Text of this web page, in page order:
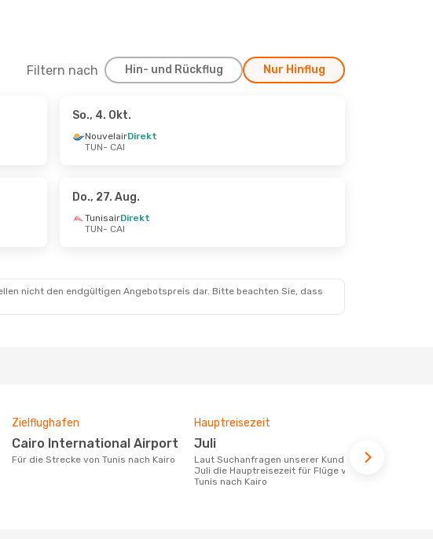
Filtern nach Hin- und Rückflug Nur Hinflug
So., 4. Okt.
NouvelairDirekt
TUN- CAI
Do., 27. Aug.
TunisairDirekt
TUN- CAI
nicht den endgültigen Angebotspreis dar. Bitte beachten Sie, dass
Zielflughafen
Cairo International Airport
Für die Strecke von Tunis nach Kairo
Hauptreisezeit
Juli
Laut Suchanfragen unserer Kunden ist
Juli die Hauptreisezeit für Flüge von
Tunis nach Kairo